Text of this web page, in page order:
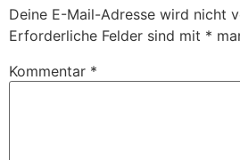
Deine E-Mail-Adresse wird nicht
Erforderliche Felder sind mit *
Kommentar *